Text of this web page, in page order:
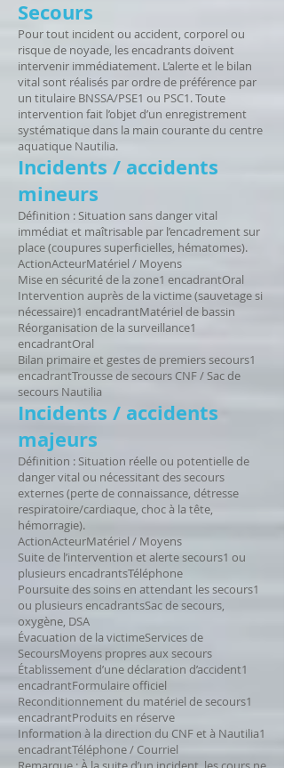
Secours
Pour tout incident ou accident, corporel ou
risque de noyade, les encadrants doivent
intervenir immédiatement. L’alerte et le bilan
vital sont réalisés par ordre de préférence par
un titulaire BNSSA/PSE1 ou PSC1. Toute
intervention fait l’objet d’un enregistrement
systématique dans la main courante du centre
aquatique Nautilia.
Incidents / accidents
mineurs
Définition : Situation sans danger vital
immédiat et maîtrisable par l’encadrement sur
place (coupures superficielles, hématomes).
ActionActeurMatériel / Moyens
Mise en sécurité de la zone1 encadrantOral
Intervention auprès de la victime (sauvetage si
nécessaire)1 encadrantMatériel de bassin
Réorganisation de la surveillance1
encadrantOral
Bilan primaire et gestes de premiers secours1
encadrantTrousse de secours CNF / Sac de
secours Nautilia
Incidents / accidents
majeurs
Définition : Situation réelle ou potentielle de
danger vital ou nécessitant des secours
externes (perte de connaissance, détresse
respiratoire/cardiaque, choc à la tête,
hémorragie).
ActionActeurMatériel / Moyens
Suite de l’intervention et alerte secours1 ou
plusieurs encadrantsTéléphone
Poursuite des soins en attendant les secours1
ou plusieurs encadrantsSac de secours,
oxygène, DSA
Évacuation de la victimeServices de
SecoursMoyens propres aux secours
Établissement d’une déclaration d’accident1
encadrantFormulaire officiel
Reconditionnement du matériel de secours1
encadrantProduits en réserve
Information à la direction du CNF et à Nautilia1
encadrantTéléphone / Courriel